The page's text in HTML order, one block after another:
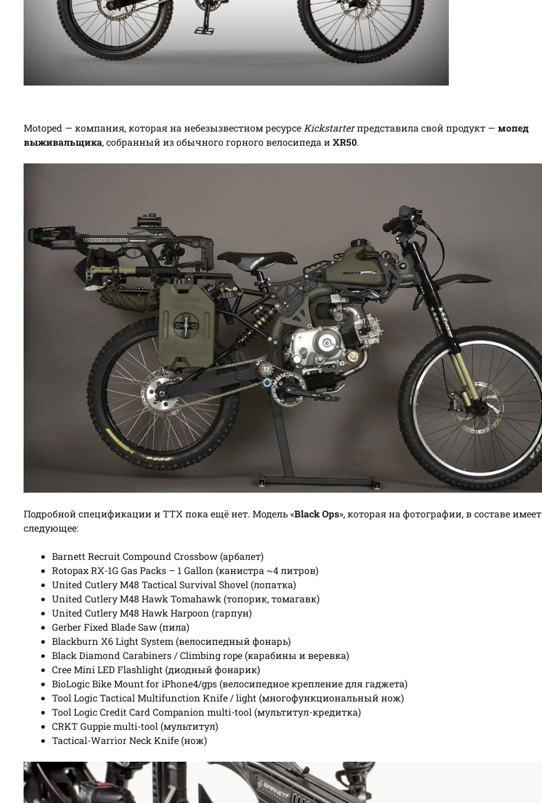
Motoped — компания, которая на небезызвестном ресурсе Kickstarterпредставила свой продукт — мопед
выживальщика, собранный из обычного горного велосипеда и XR50.
Подробной спецификации и ТТХ пока ещё нет. Модель «Black Ops», которая на фотографии, в составе имеет
следующее:
Barnett Recruit Compound Crossbow (арбалет)
Rotopax RX-1G Gas Packs – 1 Gallon (канистра ~4 литров)
United Cutlery M48 Tactical Survival Shovel (лопатка)
United Cutlery M48 Hawk Tomahawk (топорик, томагавк)
United Cutlery M48 Hawk Harpoon (гарпун)
Gerber Fixed Blade Saw (пила)
Blackburn X6 Light System (велосипедный фонарь)
Black Diamond Carabiners / Climbing rope (карабины и веревка)
Cree Mini LED Flashlight (диодный фонарик)
BioLogic Bike Mount for iPhone4/gps (велосипедное крепление для гаджета)
Tool Logic Tactical Multifunction Knife / light (многофункциональный нож)
Tool Logic Credit Card Companion multi-tool (мультитул-кредитка)
CRKT Guppie multi-tool (мультитул)
Tactical-Warrior Neck Knife (нож)